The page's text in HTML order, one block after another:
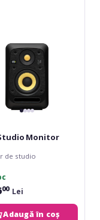
Studio Monitor
de studio
00 Lei
Adaugă în coș